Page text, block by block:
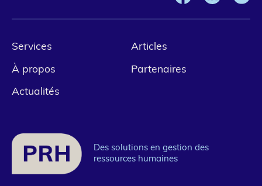
Pied
de
page
Services Articles
À propos Partenaires
Actualités
Des solutions en gestion des
ressources humaines